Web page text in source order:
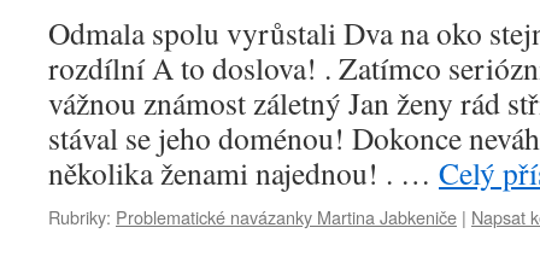
Odmala spolu vyrůstali Dva na oko
rozdílní A to doslova! . Zatímco
vážnou známost záletný Jan ženy rád
stával se jeho doménou! Dokonce
několika ženami najednou! . … Celý
Rubriky: Problematické navázanky Martina Jabkeniče | Napsat